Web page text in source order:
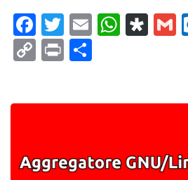
Facebook
Twitter
Email
CopyPrint